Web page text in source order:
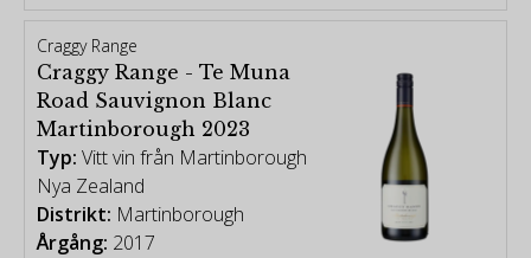
Craggy Range
Craggy Range - Te Muna
Road Sauvignon Blanc
Martinborough 2023
Typ: Vitt vin från Martinborough
Nya Zealand
Distrikt: Martinborough
Årgång: 2017